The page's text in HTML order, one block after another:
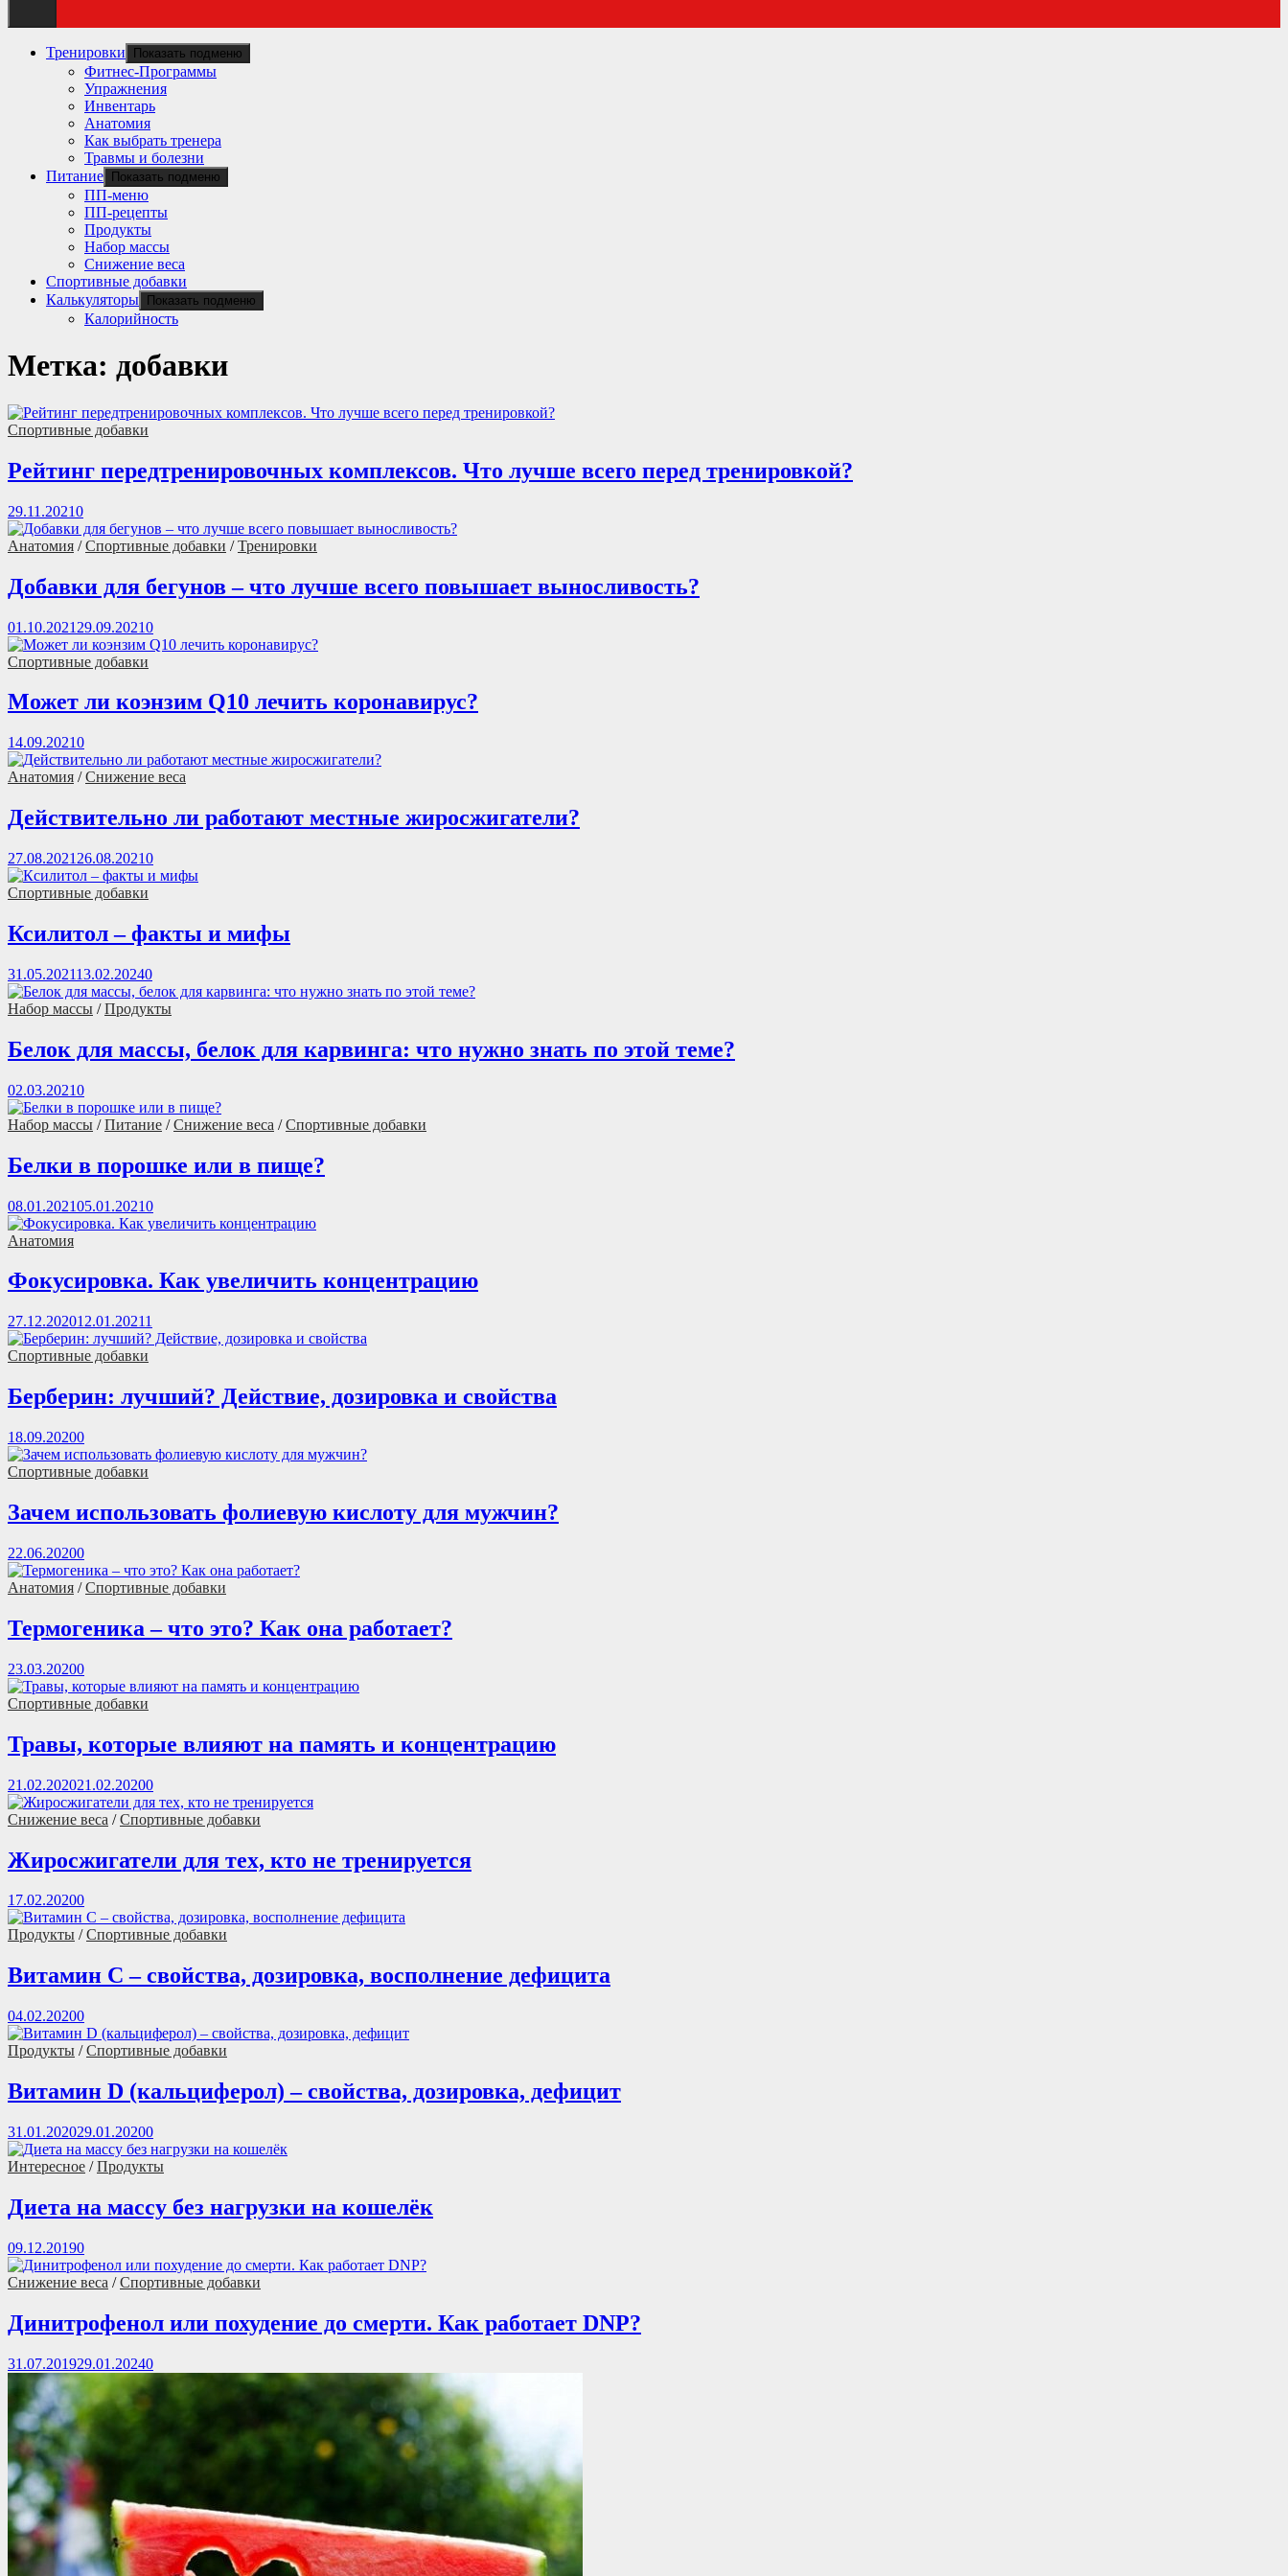
Тренировки Показать подменю
Фитнес-Программы
Упражнения
Инвентарь
Анатомия
Как выбрать тренера
Травмы и болезни
Питание
Показать подменю
ПП-меню
ПП-рецепты
Продукты
Набор массы
Снижение веса
Спортивные добавки
Калькуляторы
Показать подменю
Калорийность
Метка: добавки
Спортивные добавки
Рейтинг передтренировочных комплексов. Что лучше всего перед тренировкой?
29.11.20210
Анатомия /Спортивные добавки /Тренировки
Добавки для бегунов – что лучше всего повышает выносливость?
01.10.2021 29.09.20210
Спортивные добавки
Может ли коэнзим Q10 лечить коронавирус?
14.09.20210
Анатомия /Снижение веса
Действительно ли работают местные жиросжигатели?
27.08.2021 26.08.20210
Спортивные добавки
Ксилитол – факты и мифы
31.05.202113.02.20240
Набор массы /Продукты
Белок для массы, белок для карвинга: что нужно знать по этой теме?
02.03.20210
Набор массы /Питание /Снижение веса /Спортивные добавки
Белки в порошке или в пище?
08.01.202105.01.20210
Анатомия
Фокусировка. Как увеличить концентрацию
27.12.202012.01.20211
Спортивные добавки
Берберин: лучший? Действие, дозировка и свойства
18.09.20200
Спортивные добавки
Зачем использовать фолиевую кислоту для мужчин?
22.06.20200
Анатомия /Спортивные добавки
Термогеника – что это? Как она работает?
23.03.20200
Спортивные добавки
Травы, которые влияют на память и концентрацию
21.02.202021.02.20200
Снижение веса /Спортивные добавки
Жиросжигатели для тех, кто не тренируется
17.02.20200
Продукты /Спортивные добавки
Витамин С – свойства, дозировка, восполнение дефицита
04.02.20200
Продукты /Спортивные добавки
Витамин D (кальциферол) – свойства, дозировка, дефицит
31.01.202029.01.20200
Интересное /Продукты
Диета на массу без нагрузки на кошелёк
09.12.20190
Снижение веса /Спортивные добавки
Динитрофенол или похудение до смерти. Как работает DNP?
31.07.201929.01.20240